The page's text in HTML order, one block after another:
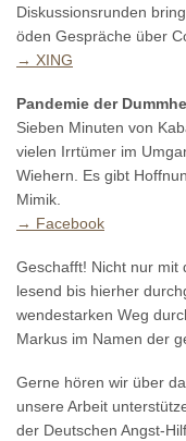
Diskussionsrunden
öden Gespräche über
→ XING
Pandemie der
Sieben Minuten von
vielen Irrtümer im
Wiehern. Es gibt
Mimik.
→ Facebook
Geschafft! Nicht nur mit
lesend bis hierher
wendestarken Weg
Markus im Namen der
Gerne hören wir über
unsere Arbeit
der Deutschen Angst-